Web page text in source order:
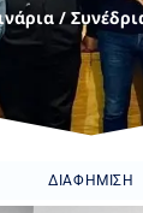
/
ΔΙΑΦΉΜΙΣΗ